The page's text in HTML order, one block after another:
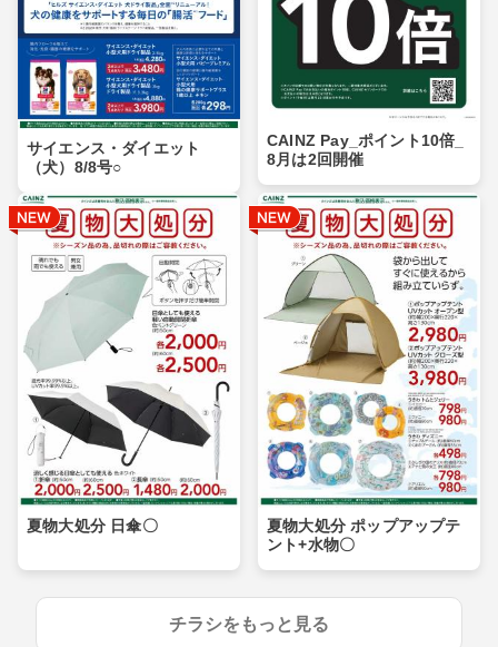
サイエンス・ダイエット
（犬）8/8号○
CAINZ Pay_ポイント10倍_
8月は2回開催
夏物大処分 日傘〇
夏物大処分 ポップアップテ
ント+水物〇
チラシをもっと見る